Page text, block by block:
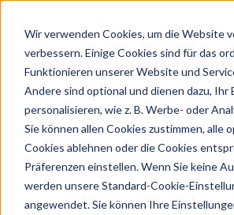
Wir verwenden Cookies, um die Website
verbessern. Einige Cookies sind für das
Funktionieren unserer Website und
Andere sind optional und dienen dazu, Ihr
personalisieren, wie z. B. Werbe- oder
Sie können allen Cookies zustimmen, alle
Cookies ablehnen oder die Cookies
Präferenzen einstellen. Wenn Sie keine
werden unsere Standard-Cookie-
angewendet. Sie können Ihre
Echte